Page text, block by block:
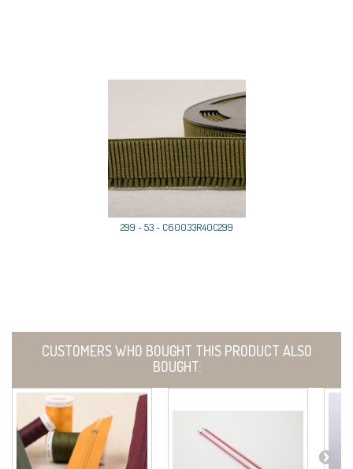
299 - 53 - C60033R40C299
CUSTOMERS WHO BOUGHT THIS PRODUCT ALSO
BOUGHT: